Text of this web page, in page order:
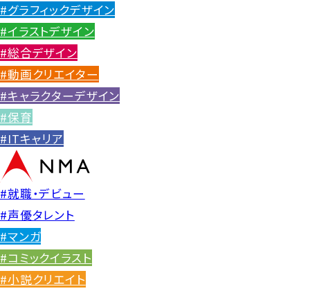
#グラフィックデザイン
#イラストデザイン
#総合デザイン
#動画クリエイター
#キャラクターデザイン
#保育
#ITキャリア
#就職・デビュー
#声優タレント
#マンガ
#コミックイラスト
#小説クリエイト